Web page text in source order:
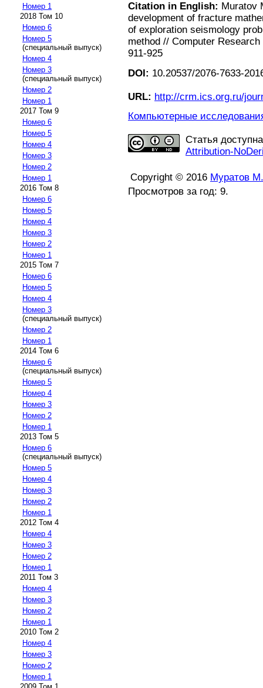
Номер 1
2018 Том 10
Номер 6
Номер 5
(специальный выпуск)
Номер 4
Номер 3
(специальный выпуск)
Номер 2
Номер 1
2017 Том 9
Номер 6
Номер 5
Номер 4
Номер 3
Номер 2
Номер 1
2016 Том 8
Номер 6
Номер 5
Номер 4
Номер 3
Номер 2
Номер 1
2015 Том 7
Номер 6
Номер 5
Номер 4
Номер 3
(специальный выпуск)
Номер 2
Номер 1
2014 Том 6
Номер 6
(специальный выпуск)
Номер 5
Номер 4
Номер 3
Номер 2
Номер 1
2013 Том 5
Номер 6
(специальный выпуск)
Номер 5
Номер 4
Номер 3
Номер 2
Номер 1
2012 Том 4
Номер 4
Номер 3
Номер 2
Номер 1
2011 Том 3
Номер 4
Номер 3
Номер 2
Номер 1
2010 Том 2
Номер 4
Номер 3
Номер 2
Номер 1
Citation in English: Muratov
development of fracture
of exploration seismology
method // Computer
911-925
DOI: 10.20537/2076-7633-
URL: http://crm.ics.org.ru/
Компьютерные
Статья
Attribution-
Copyright © 2016 Муратов
Просмотров за год: 9.